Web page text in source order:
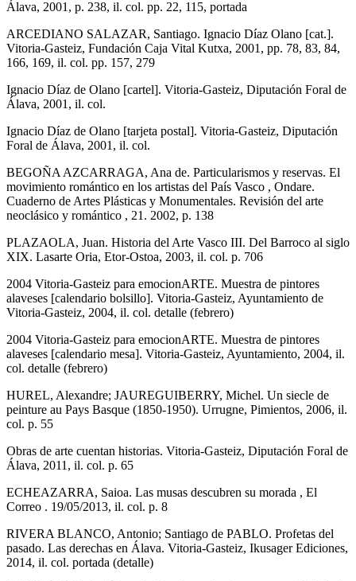
Álava, 2001, p. 238, il. col. pp. 22, 115, portada
ARCEDIANO SALAZAR, Santiago. Ignacio Díaz Olano [cat.].
Vitoria-Gasteiz, Fundación Caja Vital Kutxa, 2001, pp. 78, 83, 84,
166, 169, il. col. pp. 157, 279
Ignacio Díaz de Olano [cartel]. Vitoria-Gasteiz, Diputación Foral de
Álava, 2001, il. col.
Ignacio Díaz de Olano [tarjeta postal]. Vitoria-Gasteiz, Diputación
Foral de Álava, 2001, il. col.
BEGOÑA AZCARRAGA, Ana de. Particularismos y reservas. El
movimiento romántico en los artistas del País Vasco , Ondare.
Cuaderno de Artes Plásticas y Monumentales. Revisión del arte
neoclásico y romántico , 21. 2002, p. 138
PLAZAOLA, Juan. Historia del Arte Vasco III. Del Barroco al siglo
XIX. Lasarte Oria, Etor-Ostoa, 2003, il. col. p. 706
2004 Vitoria-Gasteiz para emocionARTE. Muestra de pintores
alaveses [calendario bolsillo]. Vitoria-Gasteiz, Ayuntamiento de
Vitoria-Gasteiz, 2004, il. col. detalle (febrero)
2004 Vitoria-Gasteiz para emocionARTE. Muestra de pintores
alaveses [calendario mesa]. Vitoria-Gasteiz, Ayuntamiento, 2004, il.
col. detalle (febrero)
HUREL, Alexandre; JAUREGUIBERRY, Michel. Un siecle de
peinture au Pays Basque (1850-1950). Urrugne, Pimientos, 2006, il.
col. p. 55
Obras de arte cuentan historias. Vitoria-Gasteiz, Diputación Foral de
Álava, 2011, il. col. p. 65
ECHEAZARRA, Saioa. Las musas descubren su morada , El
Correo . 19/05/2013, il. col. p. 8
RIVERA BLANCO, Antonio; Santiago de PABLO. Profetas del
pasado. Las derechas en Álava. Vitoria-Gasteiz, Ikusager Ediciones,
2014, il. col. portada (detalle)